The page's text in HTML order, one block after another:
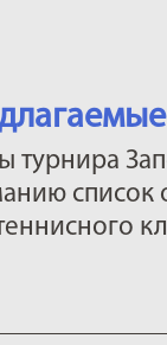
турнира
список